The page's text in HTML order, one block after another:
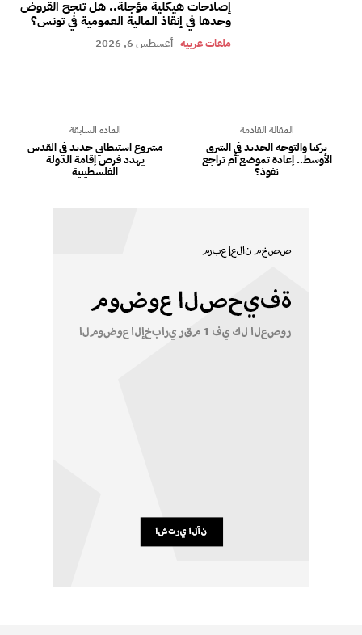
إصلاحات هيكلية مؤجلة.. هل تنجح القروض
وحدها في إنقاذ المالية العمومية في تونس؟
ملفات عربية أغسطس 6, 2026
المادة السابقة
مشروع استيطاني جديد في القدس
يهدد فرص إقامة الدولة
الفلسطينية
المقالة القادمة
تركيا والتوجه الجديد في الشرق
الأوسط.. إعادة تموضع أم تراجع
نفوذ؟